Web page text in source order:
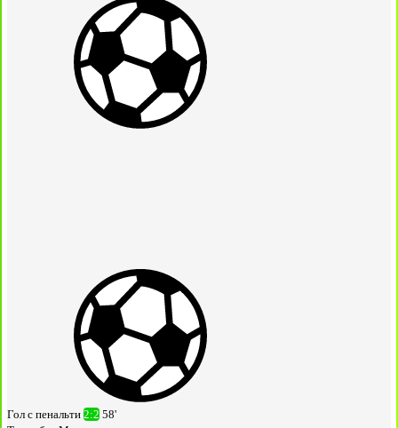
Гол с пенальти 2:2 58'